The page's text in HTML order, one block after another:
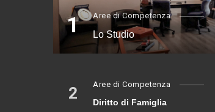
1 Aree di Competenza
Lo Studio
2 Aree di Competenza
Diritto di Famiglia